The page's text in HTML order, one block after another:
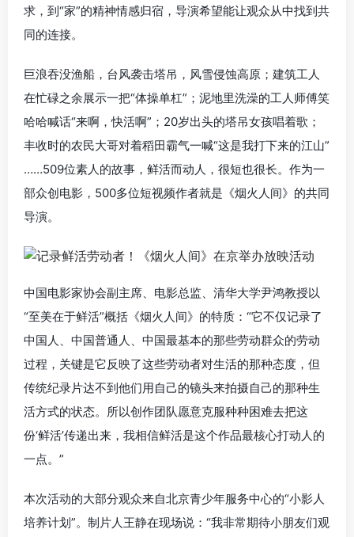
求，到“家”的精神情感归宿，导演希望能让观众从中找到共
同的连接。
巨浪吞没渔船，台风袭击塔吊，风雪侵蚀高原；建筑工人
在忙碌之余展示一把“体操单杠”；泥地里洗澡的工人师傅笑
哈哈喊话“来啊，快活啊”；20岁出头的塔吊女孩唱着歌；
丰收时的农民大哥对着稻田霸气一喊“这是我打下来的江山”
……509位素人的故事，鲜活而动人，很短也很长。作为一
部众创电影，500多位短视频作者就是《烟火人间》的共同
导演。
中国电影家协会副主席、电影总监、清华大学尹鸿教授以
“至美在于鲜活”概括《烟火人间》的特质：“它不仅记录了
中国人、中国普通人、中国最基本的那些劳动群众的劳动
过程，关键是它反映了这些劳动者对生活的那种态度，但
传统纪录片达不到他们用自己的镜头来拍摄自己的那种生
活方式的状态。所以创作团队愿意克服种种困难去把这
份‘鲜活’传递出来，我相信鲜活是这个作品最核心打动人的
一点。”
本次活动的大部分观众来自北京青少年服务中心的“小影人
培养计划”。制片人王静在现场说：“我非常期待小朋友们观